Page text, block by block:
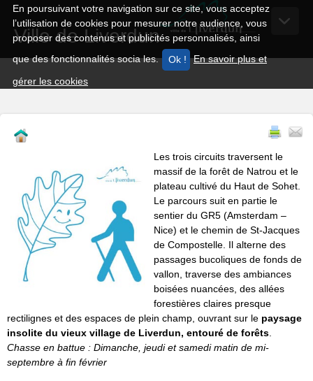
En poursuivant votre navigation sur ce site, vous acceptez
l’utilisation de cookies pour mesurer notre audience, vous
proposer des contenus et publicités personnalisés, ainsi
que des fonctionnalités socia les.
En savoir plus et
gérer les cookies
Ville de Liverdun
Les trois circuits traversent le
massif de la forêt de Natrou et le
plateau cultivé du Haut de Sohet.
Le parcours suit en partie le
sentier du GR5 (Amsterdam –
Nice) et le chemin de St-Jacques
de Compostelle. Il alterne des
passages bucoliques de fonds de
vallon, traverse des ambiances
boisées nuancées, des allées
forestières claires presque
rectilignes et des espaces de plein champ, ouvrant sur le paysage
insolite du vieux village de Liverdun, entouré de forêts.
Chasse en battue : Dimanche, jeudi et samedi matin de mi-
septembre à fin février